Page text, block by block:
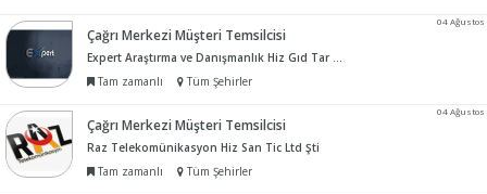
04 Ağustos
Çağrı Merkezi Müşteri Temsilcisi
Expert Araştırma ve Danışmanlık Hiz Gıd Tar Hayv Tem İth İhr San ve Tic Ltd Şti
Tam zamanlı
Tüm Şehirler
04 Ağustos
Çağrı Merkezi Müşteri Temsilcisi
Raz Telekomünikasyon Hiz San Tic Ltd Şti
Tam zamanlı
Tüm Şehirler